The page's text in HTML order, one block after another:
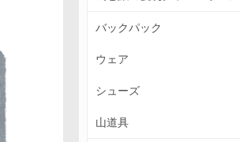
バックパック
ウェア
シューズ
山道具